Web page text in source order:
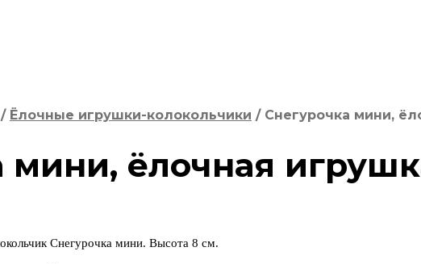
/ Ёлочные игрушки-колокольчики /Снегурочка мини,
мини, ёлочная
Снегурочка мини. Высота 8 см.